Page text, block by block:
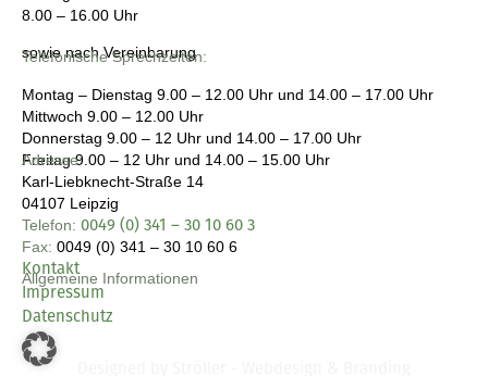
8.00 – 16.00 Uhr
sowie nach Vereinbarung
Telefonische Sprechzeiten:
Montag – Dienstag 9.00 – 12.00 Uhr und 14.00 – 17.00 Uhr
Mittwoch 9.00 – 12.00 Uhr
Donnerstag 9.00 – 12 Uhr und 14.00 – 17.00 Uhr
Freitag9.00 – 12 Uhr und 14.00 – 15.00 Uhr
Adresse:
Karl-Liebknecht-Straße 14
04107 Leipzig
Telefon: 0049 (0) 341 – 30 10 60 3
Fax: 0049 (0) 341 – 30 10 60 6
Allgemeine Informationen
Kontakt
Impressum
Datenschutz